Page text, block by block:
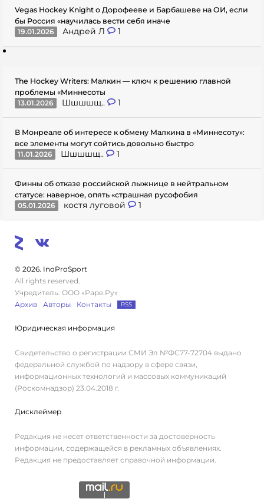
Vegas Hockey Knight о Дорофееве и Барбашеве на ОИ, если
бы Россия «научилась вести себя иначе
19.01.2026
Андрей Л 1
The Hockey Writers: Малкин — ключ к решению главной
проблемы «Миннесоты
13.01.2026
Шшшшщ.. 1
В Монреале об интересе к обмену Малкина в «Миннесоту»:
все элементы могут сойтись довольно быстро
11.01.2026
Шшшшщ.. 1
Финны об отказе российской лыжнице в нейтральном
статусе: наверное, опять «страшная русофобия
05.01.2026
костя луговой 1
© 2026. InoProSport
All rights reserved.
Учредитель: ООО «Раре.Ру»
Архив
Авторы Контакты RSS
Юридическая информация
Свидетельство о регистрации СМИ Эл №ФС77-72704 выдано
федеральной службой по надзору в сфере связи,
информационных технологий и массовых коммуникаций
(Роскомнадзор) 23.04.2018 г.
Дисклеймер
Редакция не несет ответственности за достоверность
информации, содержащейся в рекламных объявлениях.
Редакция не предоставляет справочной информации.